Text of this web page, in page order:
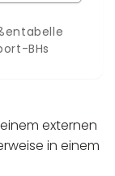
BHs
externen
in einem